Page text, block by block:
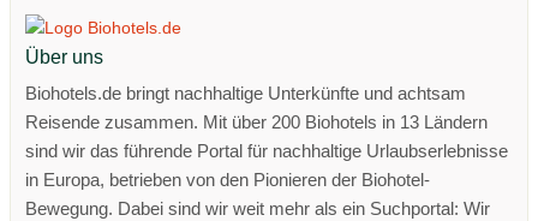
Über uns
Biohotels.de bringt nachhaltige Unterkünfte und achtsam
Reisende zusammen. Mit über 200 Biohotels in 13 Ländern
sind wir das führende Portal für nachhaltige Urlaubserlebnisse
in Europa, betrieben von den Pionieren der Biohotel-
Bewegung. Dabei sind wir weit mehr als ein Suchportal: Wir